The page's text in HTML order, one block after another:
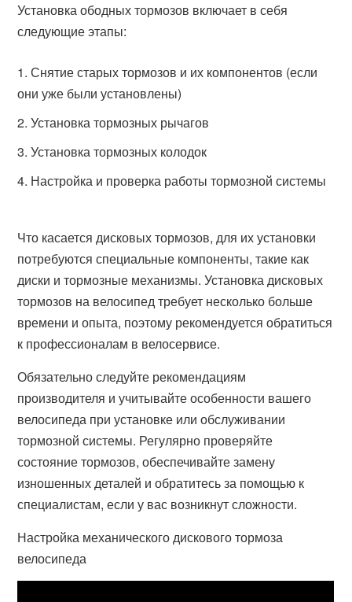
Установка ободных тормозов включает в себя
следующие этапы:
Снятие старых тормозов и их компонентов (если
они уже были установлены)
Установка тормозных рычагов
Установка тормозных колодок
Настройка и проверка работы тормозной системы
Что касается дисковых тормозов, для их установки
потребуются специальные компоненты, такие как
диски и тормозные механизмы. Установка дисковых
тормозов на велосипед требует несколько больше
времени и опыта, поэтому рекомендуется обратиться
к профессионалам в велосервисе.
Обязательно следуйте рекомендациям
производителя и учитывайте особенности вашего
велосипеда при установке или обслуживании
тормозной системы. Регулярно проверяйте
состояние тормозов, обеспечивайте замену
изношенных деталей и обратитесь за помощью к
специалистам, если у вас возникнут сложности.
Настройка механического дискового тормоза
велосипеда